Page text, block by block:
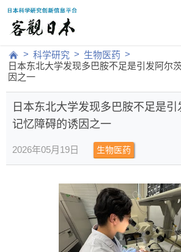
> 科学研究 > 生物医药 >
日本东北大学发现多巴胺不足是引发阿尔
因之一
日本东北大学发现多巴胺不足是
记忆障碍的诱因之一
2026年05月19日 生物医药